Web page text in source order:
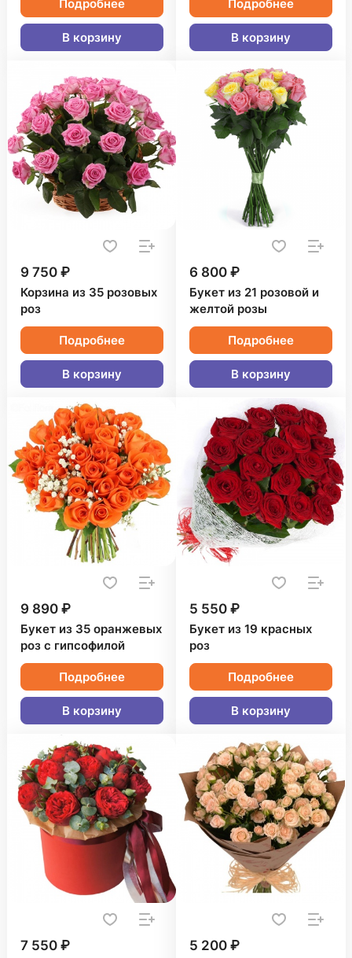
Подробнее
В корзину
Подробнее
В корзину
9 750 ₽
Корзина из 35 розовых
роз
Подробнее
В корзину
6 800 ₽
Букет из 21 розовой и
желтой розы
Подробнее
В корзину
9 890 ₽
Букет из 35 оранжевых
роз с гипсофилой
Подробнее
В корзину
5 550 ₽
Букет из 19 красных
роз
Подробнее
В корзину
7 550 ₽ 5 200 ₽